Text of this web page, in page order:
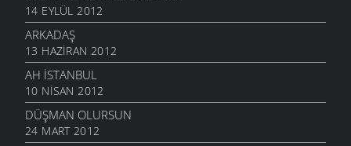
14 EYLÜL 2012
ARKADAŞ
13 HAZIRAN 2012
AH İSTANBUL
10 NISAN 2012
DÜŞMAN OLURSUN
24 MART 2012